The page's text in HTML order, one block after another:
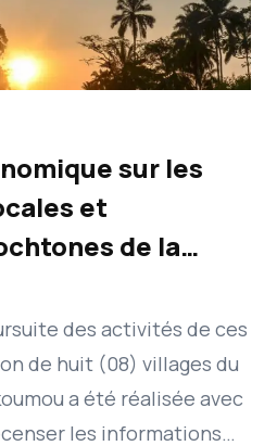
sur les
et
de la
des activités de ces
de huit (08) villages du
a été réalisée avec
les informations…